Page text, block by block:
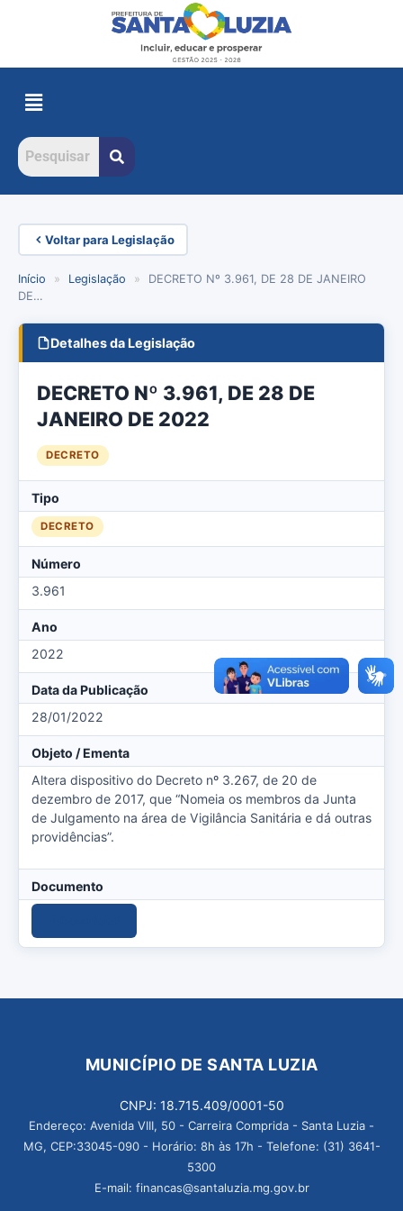
Voltar para Legislação
Início » Legislação »
DECRETO Nº 3.961, DE 28 DE JANEIRO
DE…
Detalhes da Legislação
DECRETO Nº 3.961, DE 28 DE
JANEIRO DE 2022
DECRETO
Tipo
DECRETO
Número
3.961
Ano
2022
Data da Publicação
28/01/2022
Objeto / Ementa
Altera dispositivo do Decreto nº 3.267, de 20 de
dezembro de 2017, que “Nomeia os membros da Junta
de Julgamento na área de Vigilância Sanitária e dá outras
providências”.
Documento
MUNICÍPIO DE SANTA LUZIA
CNPJ: 18.715.409/0001-50
Endereço: Avenida VIII, 50 - Carreira Comprida - Santa Luzia -
MG, CEP:33045-090 - Horário: 8h às 17h - Telefone: (31) 3641-
5300
E-mail: financas@santaluzia.mg.gov.br